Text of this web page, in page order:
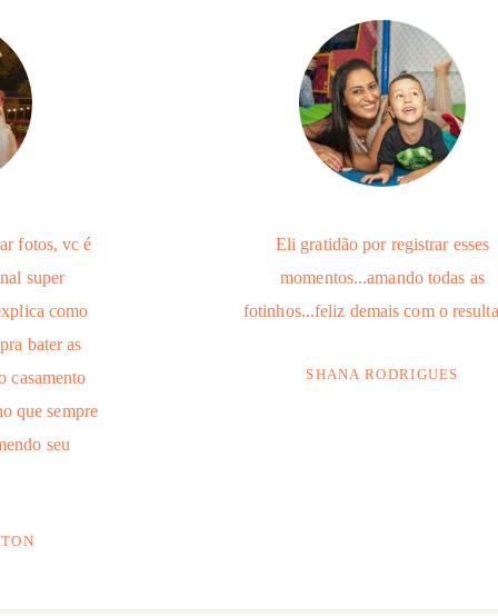
fotos, vc é
super
como
bater as
casamento
que sempre
seu
Eli gratidão por registrar esses
momentos...amando todas as
fotinhos...feliz demais com o
SHANA RODRIGUES